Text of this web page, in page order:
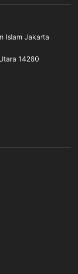
Islam Jakarta
14260